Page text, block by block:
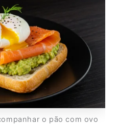
o pão com ovo